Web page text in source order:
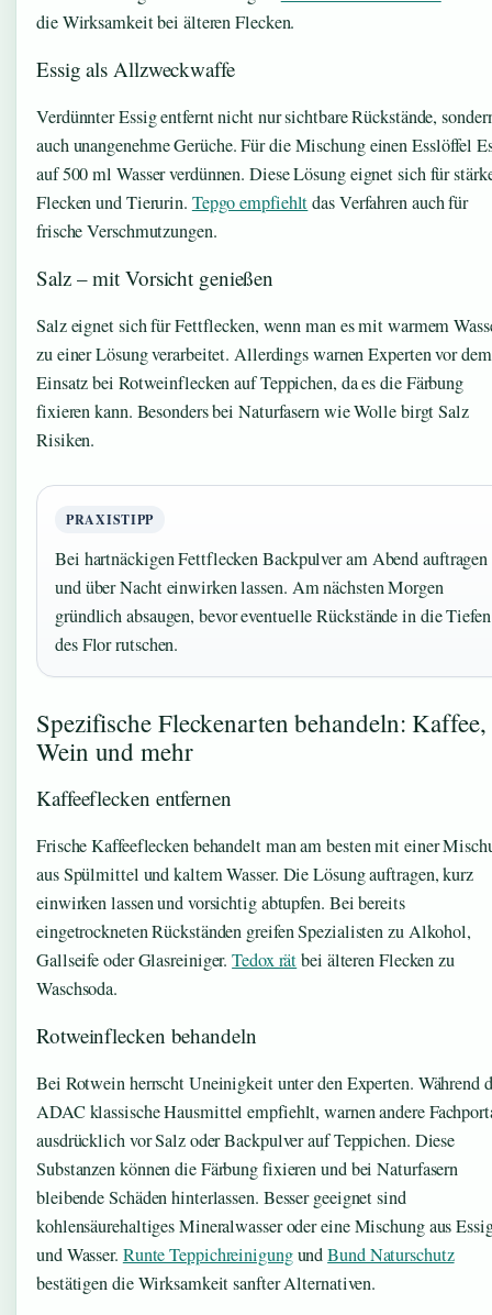
die Wirksamkeit bei älteren Flecken.
Essig als Allzweckwaffe
Verdünnter Essig entfernt nicht nur sichtbare Rückstände,
auch unangenehme Gerüche. Für die Mischung einen Esslöffel
auf 500 ml Wasser verdünnen. Diese Lösung eignet sich für
Flecken und Tierurin. Tepgo empfiehltdas Verfahren auch für
frische Verschmutzungen.
Salz – mit Vorsicht genießen
Salz eignet sich für Fettflecken, wenn man es mit warmem
zu einer Lösung verarbeitet. Allerdings warnen Experten vor dem
Einsatz bei Rotweinflecken auf Teppichen, da es die Färbung
fixieren kann. Besonders bei Naturfasern wie Wolle birgt Salz
Risiken.
PRAXISTIPP
Bei hartnäckigen Fettflecken Backpulver am Abend auftragen
und über Nacht einwirken lassen. Am nächsten Morgen
gründlich absaugen, bevor eventuelle Rückstände in die Tiefen
des Flor rutschen.
Spezifische Fleckenarten behandeln: Kaffee,
Wein und mehr
Kaffeeflecken entfernen
Frische Kaffeeflecken behandelt man am besten mit einer
aus Spülmittel und kaltem Wasser. Die Lösung auftragen, kurz
einwirken lassen und vorsichtig abtupfen. Bei bereits
eingetrockneten Rückständen greifen Spezialisten zu Alkohol,
Gallseife oder Glasreiniger.Tedox rätbei älteren Flecken zu
Waschsoda.
Rotweinflecken behandeln
Bei Rotwein herrscht Uneinigkeit unter den Experten. Während
ADAC klassische Hausmittel empfiehlt, warnen andere
ausdrücklich vor Salz oder Backpulver auf Teppichen. Diese
Substanzen können die Färbung fixieren und bei Naturfasern
bleibende Schäden hinterlassen. Besser geeignet sind
kohlensäurehaltiges Mineralwasser oder eine Mischung aus
und Wasser. Runte TeppichreinigungundBund Naturschutz
bestätigen die Wirksamkeit sanfter Alternativen.